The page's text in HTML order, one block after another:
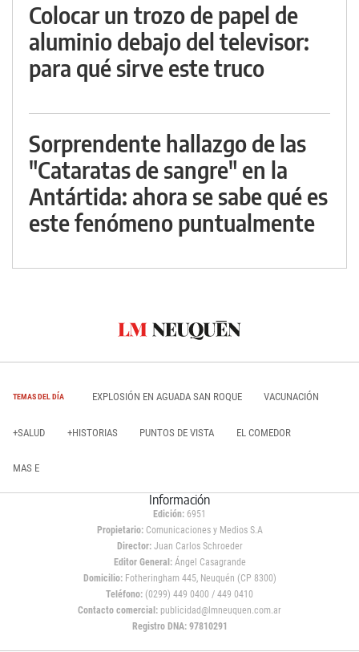
Colocar un trozo de papel de
aluminio debajo del televisor:
para qué sirve este truco
Sorprendente hallazgo de las
"Cataratas de sangre" en la
Antártida: ahora se sabe qué es
este fenómeno puntualmente
TEMAS DEL DÍA EXPLOSIÓN EN AGUADA SAN ROQUE VACUNACIÓN
+SALUD +HISTORIAS PUNTOS DE VISTA EL COMEDOR
MAS E
Información
Edición: 6951
Propietario:Comunicaciones y Medios S.A
Director: Juan Carlos Schroeder
Editor General:Ángel Casagrande
Domicilio:Fotheringham 445, Neuquén (CP 8300)
Teléfono: (0299) 449 0400 / 449 0410
Contacto comercial: publicidad@lmneuquen.com.ar
Registro DNA: 97810291